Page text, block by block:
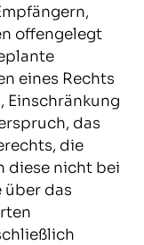
offengelegt
eines Rechts
Einschränkung
das
die
diese nicht bei
über das